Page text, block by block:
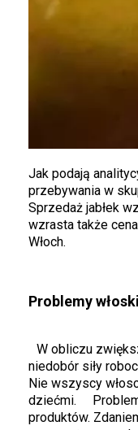
Jak podają
przebywania w
Sprzedaż jabłek
wzrasta także
Włoch.
Problemy
W obliczu
niedobór siły
Nie wszyscy
dziećmi.
produktów.